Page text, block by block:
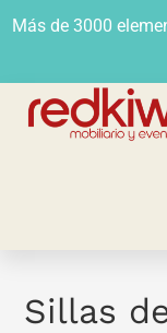
Más de 3000
Sillas